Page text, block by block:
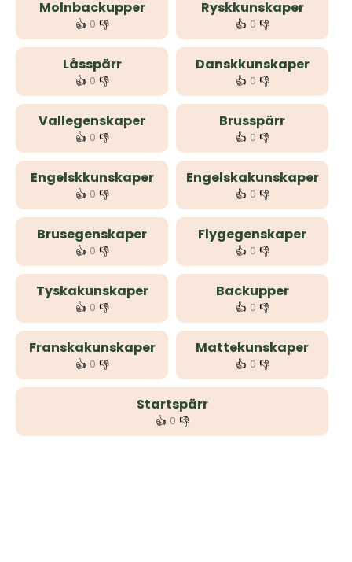
Molnbackupper
👍 0 👎
Ryskkunskaper
👍 0 👎
Låsspärr
👍 0 👎
Danskkunskaper
👍 0 👎
Vallegenskaper
👍 0 👎
Brusspärr
👍 0 👎
Engelskkunskaper
👍 0 👎
Engelskakunskaper
👍 0 👎
Brusegenskaper
👍 0 👎
Flygegenskaper
👍 0 👎
Tyskakunskaper
👍 0 👎
Backupper
👍 0 👎
Franskakunskaper
👍 0 👎
Mattekunskaper
👍 0 👎
Startspärr
👍 0 👎